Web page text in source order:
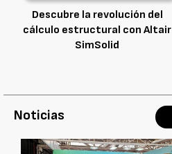
Descubre la revolución del
cálculo estructural con Altair
SimSolid
Noticias